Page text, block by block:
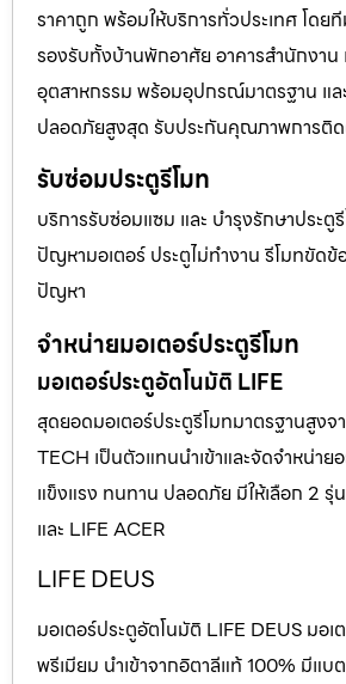
ราคาถูก พร้อมให้บริการทั่วประเทศ โดย
รองรับทั้งบ้านพักอาศัย อาคารสำนักงาน
อุตสาหกรรม พร้อมอุปกรณ์มาตรฐาน แล
ปลอดภัยสูงสุด รับประกันคุณภาพการติ
รับซ่อมประตูรีโมท
บริการรับซ่อมแซม และ บำรุงรักษาประตู
ปัญหามอเตอร์ ประตูไม่ทำงาน รีโมทขัดข้
ปัญหา
จำหน่ายมอเตอร์ประตูรีโมท
มอเตอร์ประตูอัตโนมัติ LIFE
สุดยอดมอเตอร์ประตูรีโมทมาตรฐานสูงจ
TECH เป็นตัวแทนนำเข้าและจัดจำหน่าย
แข็งแรง ทนทาน ปลอดภัย มีให้เลือก 2 รุ่
และ LIFE ACER
LIFE DEUS
มอเตอร์ประตูอัตโนมัติ LIFE DEUS มอ
พรีเมียม นำเข้าจากอิตาลีแท้ 100% มีแบ